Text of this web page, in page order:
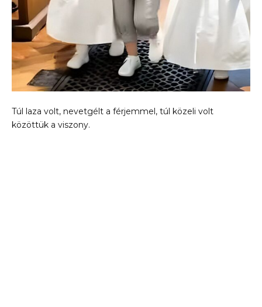
Túl laza volt, nevetgélt a férjemmel, túl közeli volt
közöttük a viszony.